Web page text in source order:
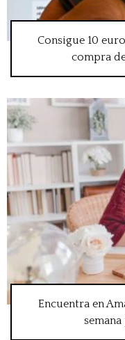
Consigue 10
compra
Encuentra en